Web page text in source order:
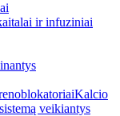
ir infuziniai
Kalcio
veikiantys